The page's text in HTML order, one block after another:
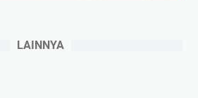
LAINNYA